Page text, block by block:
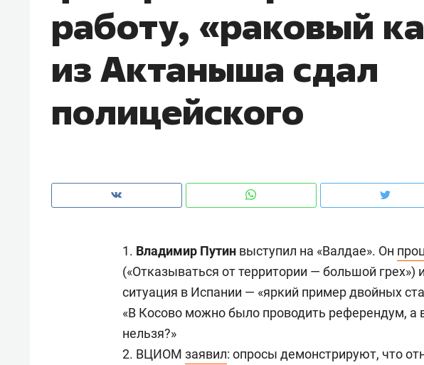
работу, «раковый
из Актаныша сдал
полицейского
1. Владимир Путин выступил на «Валдае». Он
(«Отказываться от территории — большой грех») и
ситуация в Испании — «яркий пример двойных
«В Косово можно было проводить референдум,
нельзя?»
2. ВЦИОМ заявил: опросы демонстрируют, что
чем интересен Оман?
о трехкратном
клиентах и чудных
Рекомендуем
Падел, фитнес, танцы и даже
ниндзя-зал: как ТРЦ «Франт»
стал Меккой для любителей
Рекомендуем
Психотерапевт
«Директорский
когда человек не